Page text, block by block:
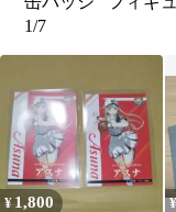
1/7
¥ 1,800 ¥